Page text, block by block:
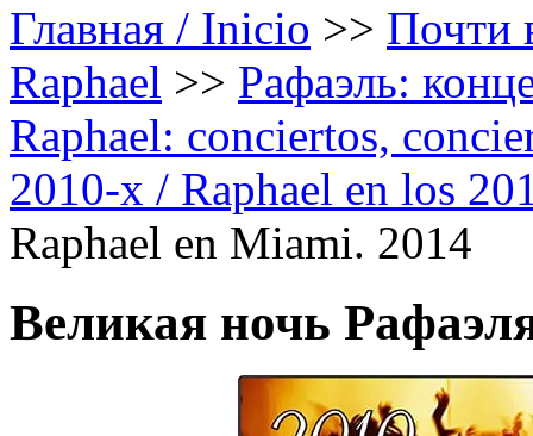
Главная / Inicio >> Почти
Raphael >> Рафаэль:
Raphael: conciertos,
2010-х / Raphael en los
Raphael en Miami. 2014
Великая ночь